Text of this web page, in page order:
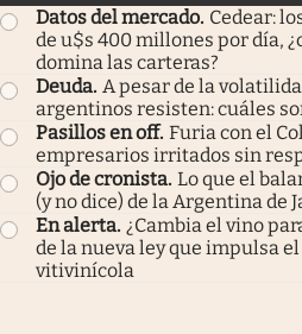
Datos del mercado. Cedear:
de u$s 400 millones por día,
domina las carteras?
Deuda. A pesar de la
argentinos resisten: cuáles
Pasillos en off. Furia con el
empresarios irritados sin
Ojo de cronista. Lo que el
(y no dice) de la Argentina de
En alerta. ¿Cambia el vino
de la nueva ley que impulsa
vitivinícola